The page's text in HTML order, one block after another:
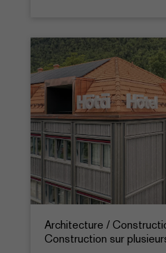
Architecture /
Construction sur